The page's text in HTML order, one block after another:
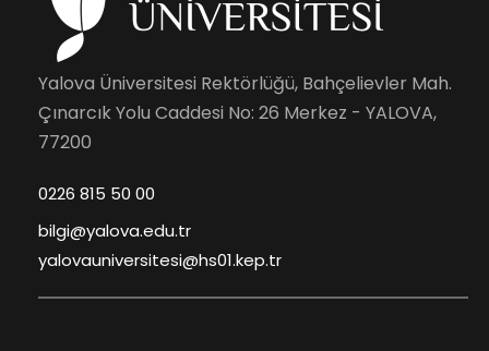
Yalova Üniversitesi Rektörlüğü, Bahçelievler Mah.
Çınarcık Yolu Caddesi No: 26 Merkez - YALOVA,
77200
0226 815 50 00
bilgi@yalova.edu.tr
yalovauniversitesi@hs01.kep.tr